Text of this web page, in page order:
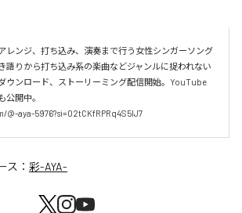
レンジ、打ち込み、演奏まで行う女性シンガーソング
語りから打ち込み系の楽曲などジャンルに捉われない
ウンロード、ストーリーミング配信開始。YouTube
公開中。
aya-5976?si=02tCKfRPRq4S5lJ7
ス： 彩-AYA-